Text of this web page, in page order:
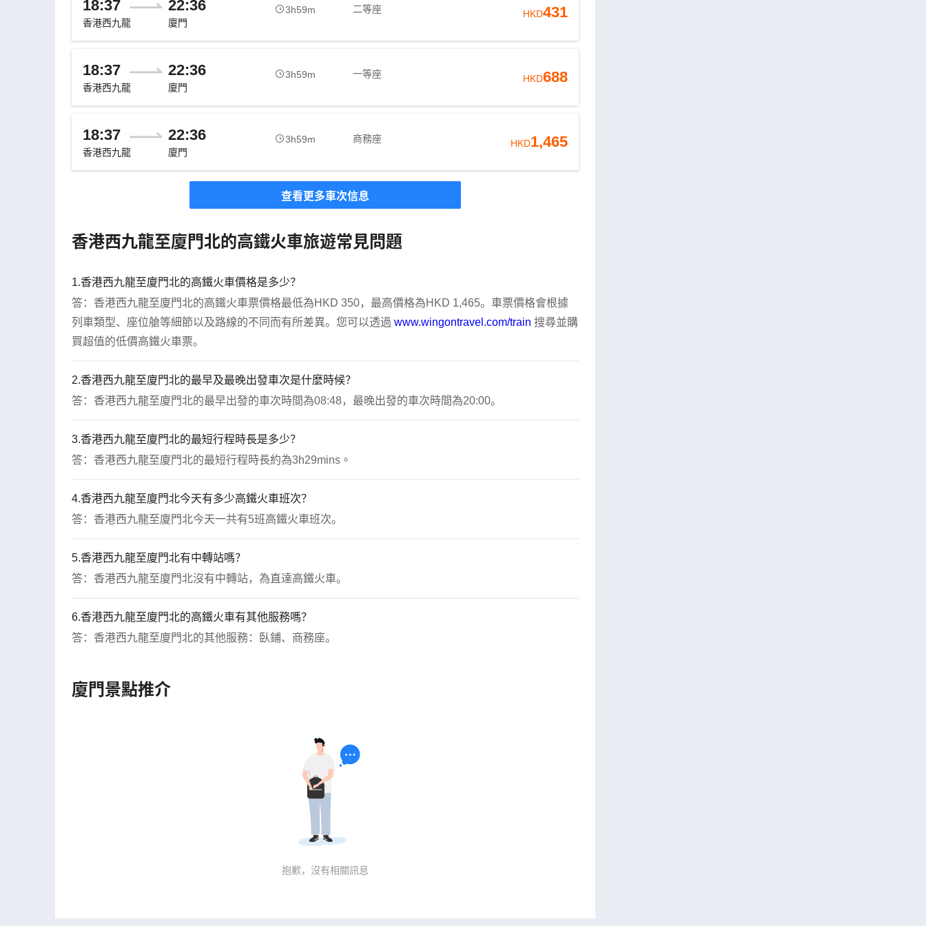
18:37 22:36
香港西九龍 廈門
3h59m 二等座 HKD431
18:37 22:36
香港西九龍 廈門
3h59m 一等座 HKD688
18:37 22:36
香港西九龍 廈門
3h59m 商務座 HKD1,465
查看更多車次信息
香港西九龍至廈門北的高鐵火車旅遊常見問題
1.香港西九龍至廈門北的高鐵火車價格是多少？
答：香港西九龍至廈門北的高鐵火車票價格最低為HKD 350，最高價格為HKD 1,465。車票價格會根據
列車類型、座位艙等細節以及路線的不同而有所差異。您可以透過 www.wingontravel.com/train 搜尋並購
買超值的低價高鐵火車票。
2.香港西九龍至廈門北的最早及最晚出發車次是什麼時候？
答：香港西九龍至廈門北的最早出發的車次時間為08:48，最晚出發的車次時間為20:00。
3.香港西九龍至廈門北的最短行程時長是多少？
答：香港西九龍至廈門北的最短行程時長約為3h29mins。
4.香港西九龍至廈門北今天有多少高鐵火車班次？
答：香港西九龍至廈門北今天一共有5班高鐵火車班次。
5.香港西九龍至廈門北有中轉站嗎？
答：香港西九龍至廈門北沒有中轉站，為直達高鐵火車。
6.香港西九龍至廈門北的高鐵火車有其他服務嗎？
答：香港西九龍至廈門北的其他服務：臥鋪、商務座。
廈門景點推介
抱歉，沒有相關訊息